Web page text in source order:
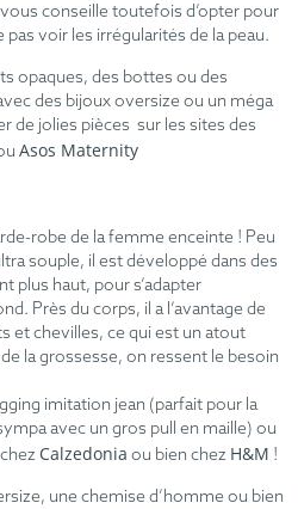
conseille toutefois d’opter pour
pas voir les irrégularités de la peau.
opaques, des bottes ou des
des bijoux oversize ou un méga
de jolies pièces sur les sites des
Asos Maternity
robe de la femme enceinte ! Peu
souple, il est développé dans des
plus haut, pour s’adapter
Près du corps, il a l’avantage de
et chevilles, ce qui est un atout
la grossesse, on ressent le besoin
imitation jean (parfait pour la
avec un gros pull en maille) ou
Calzedonia ou bien chez H&M !
une chemise d’homme ou bien